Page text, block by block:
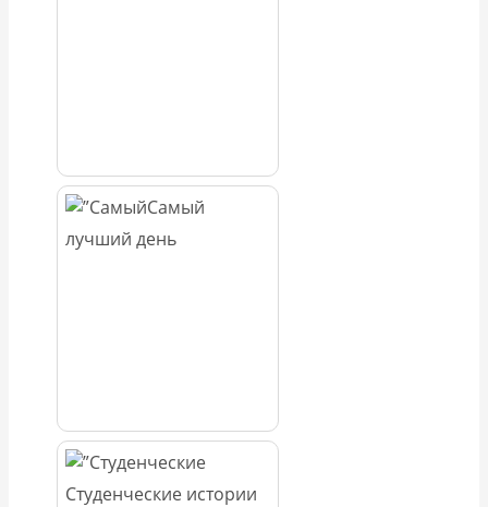
Самый
лучший день
Студенческие истории